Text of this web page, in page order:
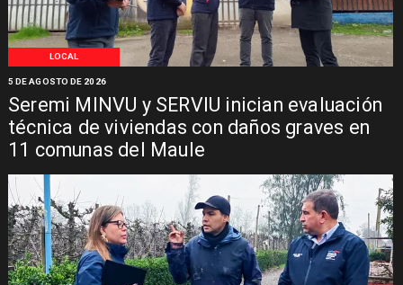
LOCAL
Seremi MINVU y SERVIU inician evaluación
técnica de viviendas con daños graves en
11 comunas del Maule
5 DE AGOSTO DE 2026